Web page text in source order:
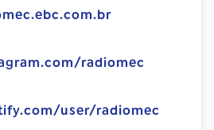
radiomec
user/radiomec